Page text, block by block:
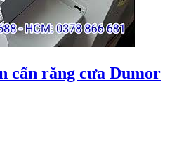
cấn răng cưa Dumor